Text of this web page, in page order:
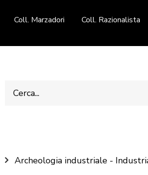
Coll. Marzadori Coll. Razionalista
Main
navigation
Archeologia industriale -